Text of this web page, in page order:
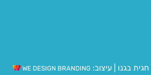
חגית בגנו עיצוב: WE DESIGN BRANDING